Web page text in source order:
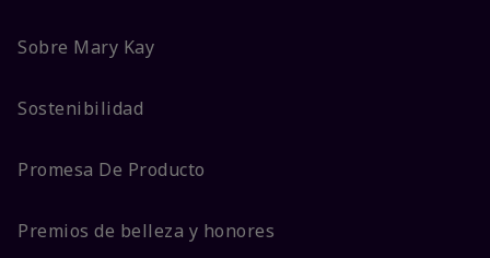
Sobre Mary Kay
Sostenibilidad
Promesa De Producto
Premios de belleza y honores